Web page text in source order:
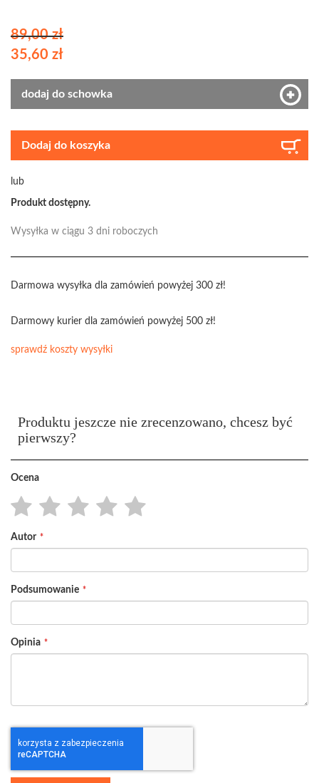
89,00 zł
35,60 zł
dodaj do schowka
Dodaj do koszyka
lub
Produkt dostępny.
Wysyłka w ciągu 3 dni roboczych
Darmowa wysyłka dla zamówień powyżej 300 zł!
Darmowy kurier dla zamówień powyżej 500 zł!
sprawdź koszty wysyłki
Produktu jeszcze nie zrecenzowano, chcesz być
pierwszy?
Ocena
star
stars
stars
stars
stars
Autor
Podsumowanie
Opinia